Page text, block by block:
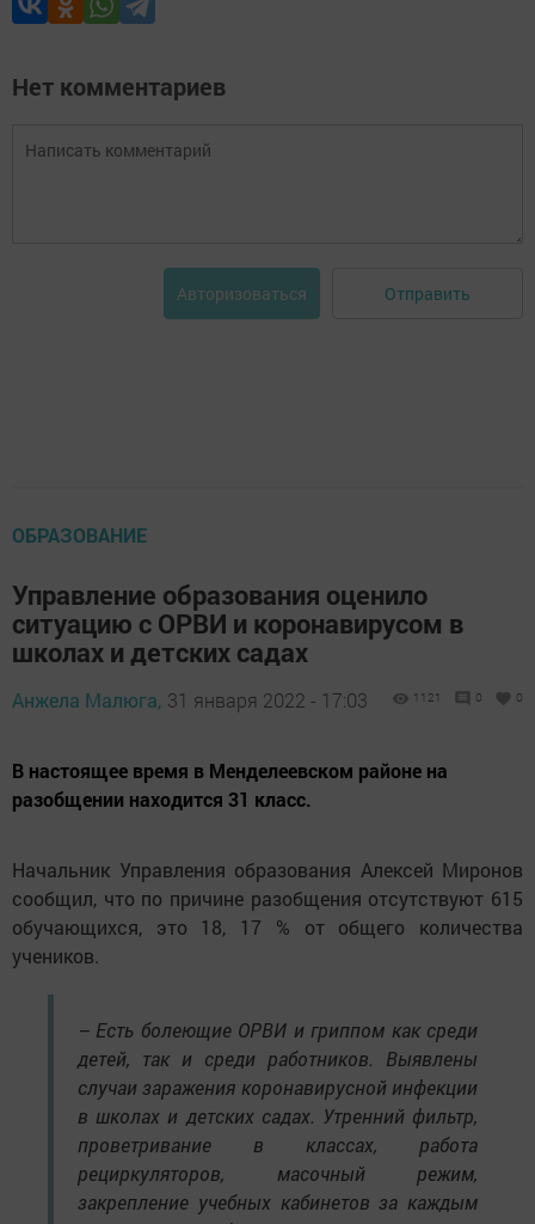
Нет комментариев
Авторизоваться Отправить
ОБРАЗОВАНИЕ
Управление образования оценило
ситуацию с ОРВИ и коронавирусом в
школах и детских садах
Анжела Малюга, 31 января 2022 - 17:03 1121 0 0
В настоящее время в Менделеевском районе на
разобщении находится 31 класс.
Начальник Управления образования Алексей Миронов
сообщил, что по причине разобщения отсутствуют 615
обучающихся, это 18, 17 % от общего количества
учеников.
– Есть болеющие ОРВИ и гриппом как среди
детей, так и среди работников. Выявлены
случаи заражения коронавирусной инфекции
в школах и детских садах. Утренний фильтр,
проветривание в классах, работа
рециркуляторов, масочный режим,
закрепление учебных кабинетов за каждым